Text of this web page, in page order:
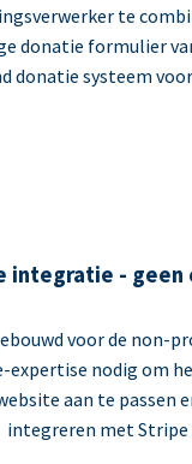
te
donatie formulier
donatie systeem
integratie - geen
voor de non-
expertise nodig om
aan te passen
integreren met Stripe